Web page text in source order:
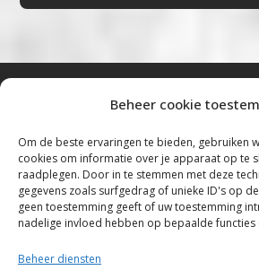
Beheer cookie
Om de beste ervaringen te bieden, gebruiken
cookies om informatie over je apparaat op te
raadplegen. Door in te stemmen met deze
gegevens zoals surfgedrag of unieke ID's op
geen toestemming geeft of uw toestemming
nadelige invloed hebben op bepaalde functies
Beheer diensten
“Voor de mooiste Blues,
Americana”
Copyright 2019 – 2026